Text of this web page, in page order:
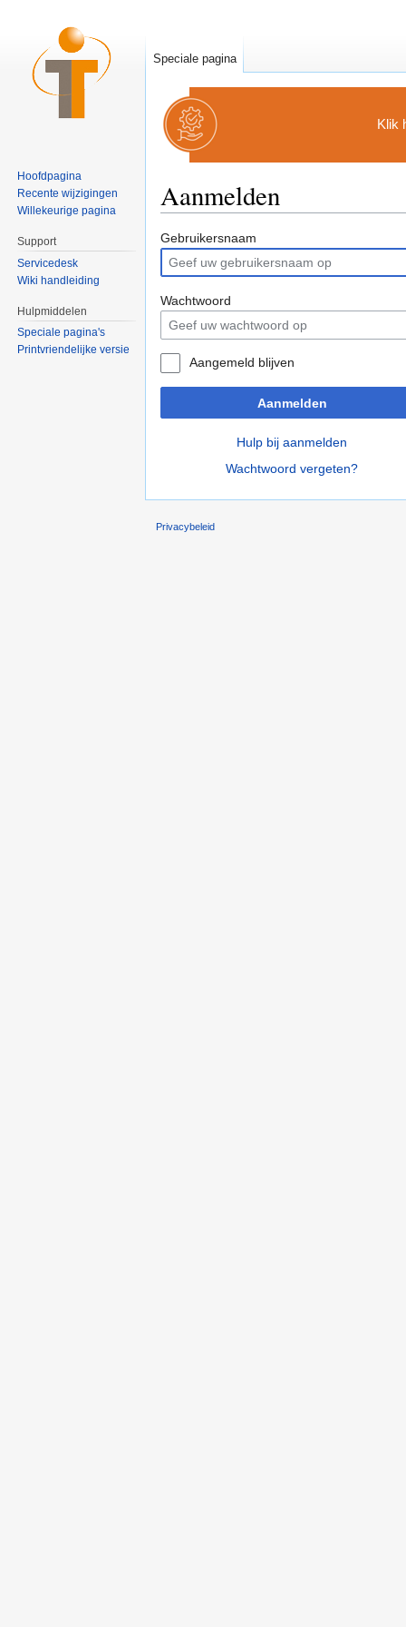
Klik
Aanmelden
Gebruikersnaam
Wachtwoord
Aangemeld blijven
Aanmelden
Hulp bij aanmelden
Wachtwoord vergeten?
Speciale pagina
Hoofdpagina
Recente wijzigingen
Willekeurige pagina
Support
Servicedesk
Wiki handleiding
Hulpmiddelen
Speciale pagina's
Printvriendelijke versie
Privacybeleid